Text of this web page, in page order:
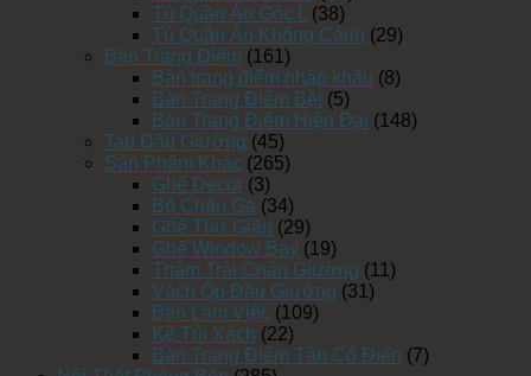
Tủ Quần Áo Góc L
(38)
Tủ Quần Áo Không Cánh (29)
Bàn Trang Điểm (161)
Bàn trang điểm nhập khẩu (8)
Bàn Trang Điểm Bệt (5)
Bàn Trang Điểm Hiện Đại (148)
Tab Đầu Giường (45)
Sản Phẩm Khác (265)
Ghế Decor (3)
Bộ Chăn Ga (34)
Ghế Thư Giãn (29)
Ghế Window Bay (19)
Thảm Trải Chân Giường (11)
Vách Ốp Đầu Giường (31)
Bàn Làm Việc (109)
Kệ Túi Xách (22)
Bàn Trang Điểm Tân Cổ Điển (7)